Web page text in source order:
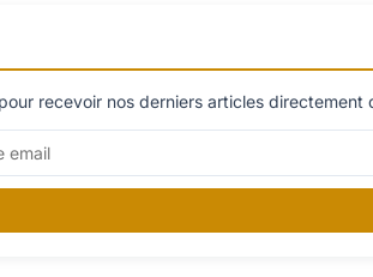
recevoir nos derniers articles directement